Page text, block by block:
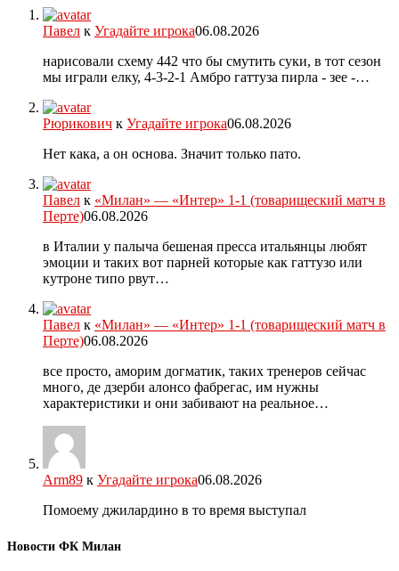
Павел к Угадайте игрока06.08.2026
нарисовали схему 442 что бы смутить суки, в тот сезон
мы играли елку, 4-3-2-1 Амбро гаттуза пирла - зее -…
Рюрикович к Угадайте игрока06.08.2026
Нет кака, а он основа. Значит только пато.
Павел к «Милан» — «Интер» 1-1 (товарищеский матч в
Перте)06.08.2026
в Италии у палыча бешеная пресса итальянцы любят
эмоции и таких вот парней которые как гаттузо или
кутроне типо рвут…
Павел к «Милан» — «Интер» 1-1 (товарищеский матч в
Перте)06.08.2026
все просто, аморим догматик, таких тренеров сейчас
много, де дзерби алонсо фабрегас, им нужны
характеристики и они забивают на реальное…
Arm89 к Угадайте игрока06.08.2026
Помоему джилардино в то время выступал
Новости ФК Милан